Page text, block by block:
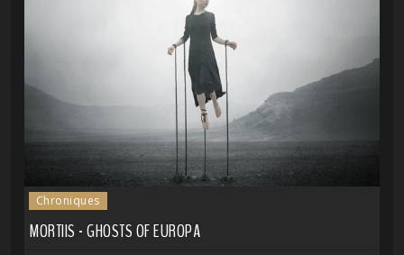
Chroniques
MORTIIS - GHOSTS OF EUROPA